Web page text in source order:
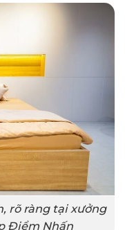
rõ ràng tại xưởng
Điểm Nhấn